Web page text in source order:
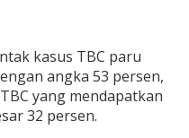
kasus TBC paru
angka 53 persen,
yang mendapatkan
32 persen.